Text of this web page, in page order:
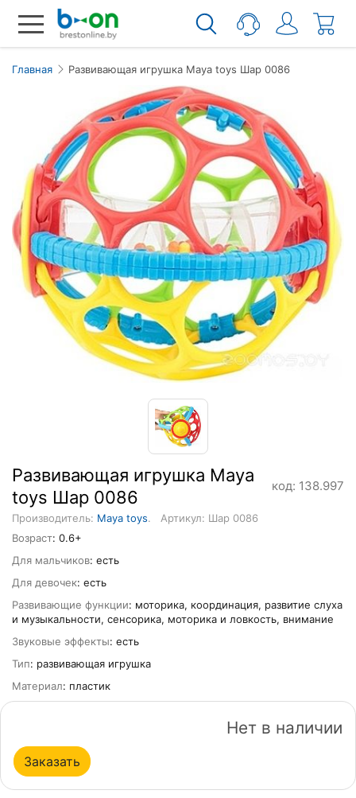
Главная Развивающая игрушка Maya toys Шар 0086
Развивающая игрушка Maya
toys Шар 0086
код: 138.997
Производитель: Maya toys.
Артикул: Шар 0086
Возраст: 0.6+
Для мальчиков: есть
Для девочек: есть
Развивающие функции: моторика, координация, развитие слуха
и музыкальности, сенсорика, моторика и ловкость, внимание
Звуковые эффекты: есть
Тип: развивающая игрушка
Материал: пластик
Нет в наличии
Заказать